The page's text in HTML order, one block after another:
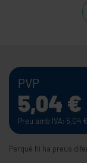
PVP
5,04 €
Preu amb IVA: 5,04 €
Perquè hi ha preus